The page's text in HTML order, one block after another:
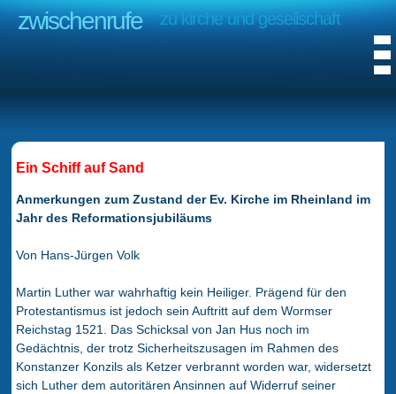
zwischenrufe zu kirche und gesellschaft
Ein Schiff auf Sand
Anmerkungen zum Zustand der Ev. Kirche im Rheinland im
Jahr des Reformationsjubiläums
Von Hans-Jürgen Volk
Martin Luther war wahrhaftig kein Heiliger. Prägend für den
Protestantismus ist jedoch sein Auftritt auf dem Wormser
Reichstag 1521. Das Schicksal von Jan Hus noch im
Gedächtnis, der trotz Sicherheitszusagen im Rahmen des
Konstanzer Konzils als Ketzer verbrannt worden war, widersetzt
sich Luther dem autoritären Ansinnen auf Widerruf seiner